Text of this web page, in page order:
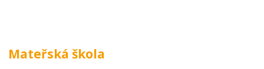
Mateřská škola